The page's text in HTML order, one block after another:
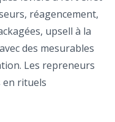
réagencement,
upsell à la
des mesurables
Les repreneurs
en rituels